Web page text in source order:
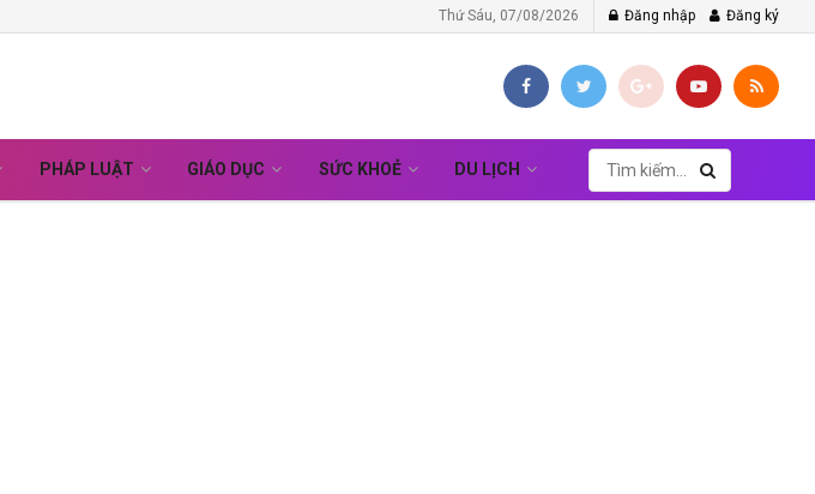
Thứ Sáu, 07/08/2026 Đăng nhập Đăng ký
PHÁP LUẬT GIÁO DỤC SỨC KHOẺ DU LỊCH